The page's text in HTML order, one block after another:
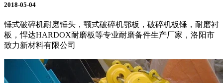
2018-05-04
锤式破碎机耐磨锤头，颚式破碎机鄂板，破碎机板锤，耐磨衬
板，悍达HARDOX耐磨板等专业耐磨备件生产厂家，洛阳市
致力新材料有限公司